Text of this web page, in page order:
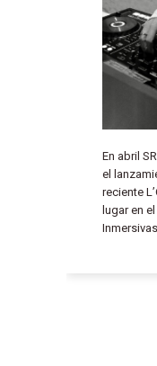
En abril
el
reciente
lugar en